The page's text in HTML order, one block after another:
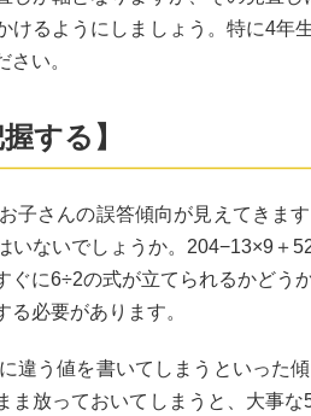
るようにしましょう。特に4
い。
する】
子さんの誤答傾向が見えてきま
ないでしょうか。204−13×9＋
に6÷2の式が立てられるかどう
必要があります。
違う値を書いてしまうといった
放っておいてしまうと、大事